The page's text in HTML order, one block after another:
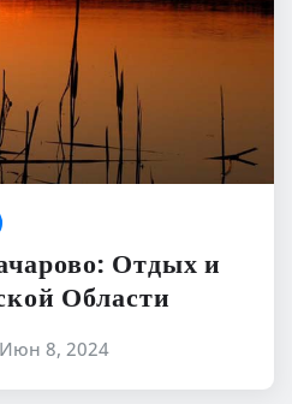
Отдых и
Области
Июн 8, 2024